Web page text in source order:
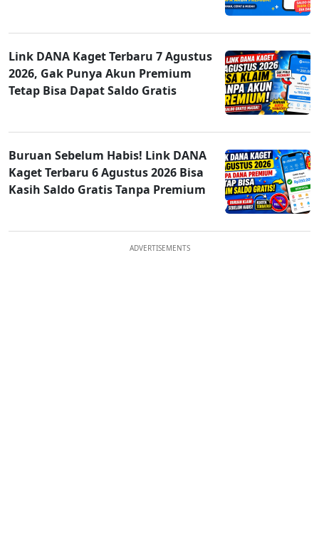
Link DANA Kaget Terbaru 7 Agustus
2026, Gak Punya Akun Premium
Tetap Bisa Dapat Saldo Gratis
Buruan Sebelum Habis! Link DANA
Kaget Terbaru 6 Agustus 2026 Bisa
Kasih Saldo Gratis Tanpa Premium
ADVERTISEMENTS